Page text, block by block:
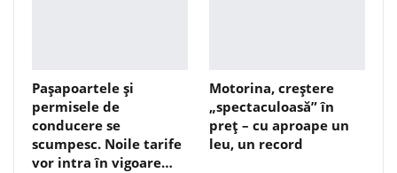
Pașapoartele și
permisele de
conducere se
scumpesc. Noile tarife
vor intra în vigoare…
Motorina, creștere
„spectaculoasă” în
preț – cu aproape un
leu, un record